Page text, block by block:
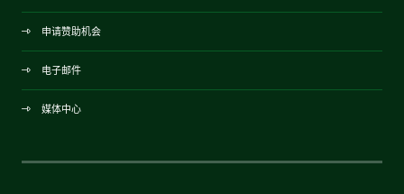
申请赞助机会
电子邮件
媒体中心